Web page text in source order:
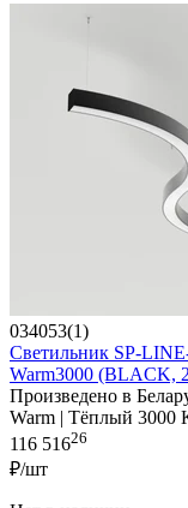
034053(1)
Светильник SP-
Warm3000 (BLACK,
Произведено в
Warm | Тёплый 3000
116 51626
₽/шт